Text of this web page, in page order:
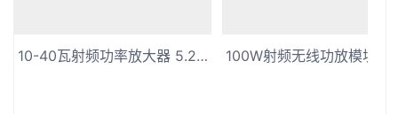
10-40瓦射频功率放大器 5.2G频段低空防御设备模块